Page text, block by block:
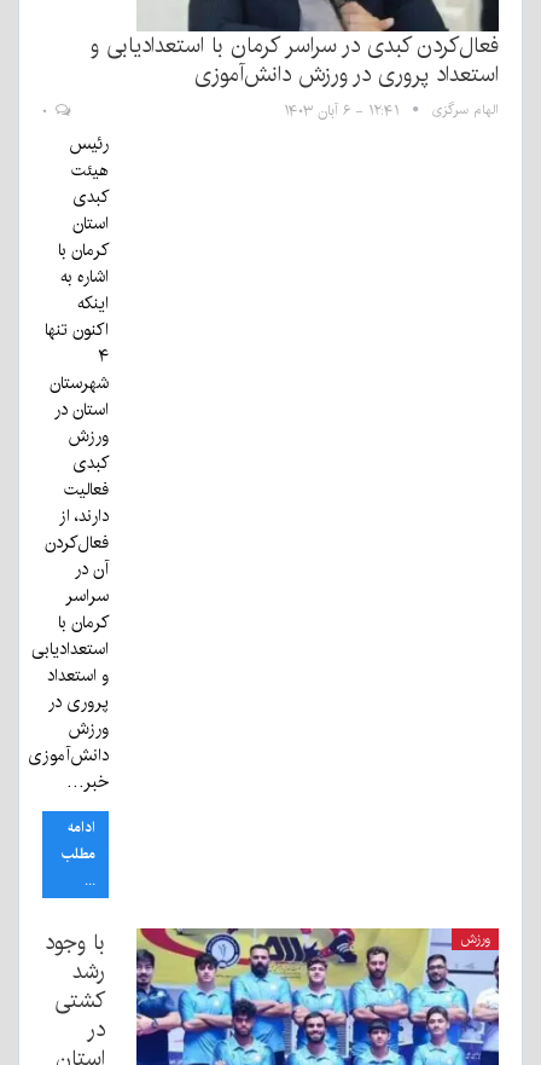
فعال‌کردن کبدی در سراسر کرمان با استعدادیابی و
استعداد پروری در ورزش دانش‌آموزی
الهام سرگزی ۱۲:۴۱ - ۶ آبان ۱۴۰۳
رئیس
هیئت
کبدی
استان
کرمان با
اشاره به
اینکه
اکنون تنها
۴
شهرستان
استان در
ورزش
کبدی
فعالیت
دارند، از
فعال‌کردن
آن در
سراسر
کرمان با
استعدادیابی
و استعداد
پروری در
ورزش
دانش‌آموزی
خبر…
ادامه
مطلب
...
ورزش
با وجود
رشد
کشتی
در